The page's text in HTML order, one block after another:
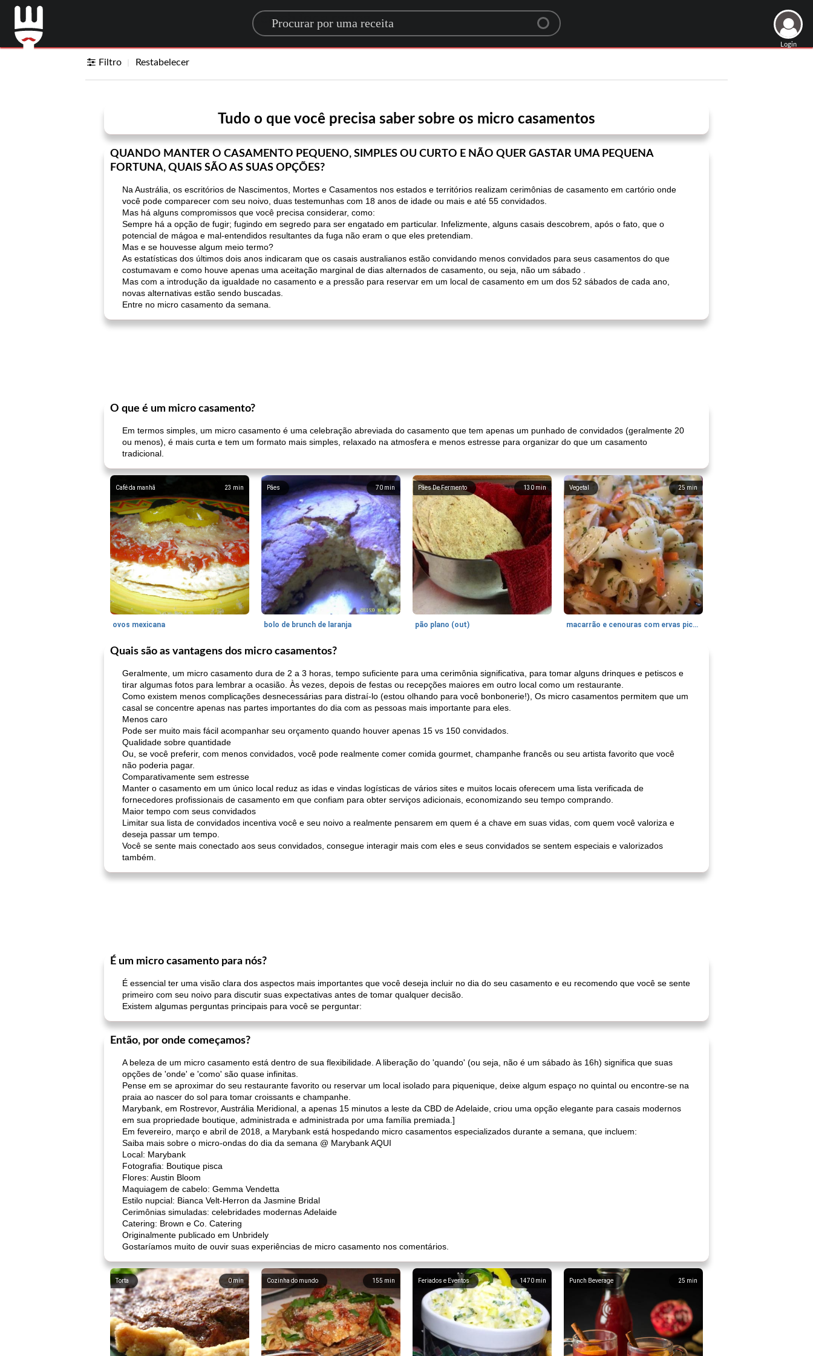
Search for a recipe
Login
Filtro Restabelecer
Tudo o que você precisa saber sobre os micro casamentos
QUANDO MANTER O CASAMENTO PEQUENO, SIMPLES OU CURTO E NÃO QUER GASTAR UMA PEQUENA
FORTUNA, QUAIS SÃO AS SUAS OPÇÕES?
Na Austrália, os escritórios de Nascimentos, Mortes e Casamentos nos estados e territórios realizam cerimônias de casamento em cartório onde
você pode comparecer com seu noivo, duas testemunhas com 18 anos de idade ou mais e até 55 convidados.
Mas há alguns compromissos que você precisa considerar, como:
Sempre há a opção de fugir; fugindo em segredo para ser engatado em particular. Infelizmente, alguns casais descobrem, após o fato, que o
potencial de mágoa e mal-entendidos resultantes da fuga não eram o que eles pretendiam.
Mas e se houvesse algum meio termo?
As estatísticas dos últimos dois anos indicaram que os casais australianos estão convidando menos convidados para seus casamentos do que
costumavam e como houve apenas uma aceitação marginal de dias alternados de casamento, ou seja, não um sábado .
Mas com a introdução da igualdade no casamento e a pressão para reservar em um local de casamento em um dos 52 sábados de cada ano,
novas alternativas estão sendo buscadas.
Entre no micro casamento da semana.
O que é um micro casamento?
Em termos simples, um micro casamento é uma celebração abreviada do casamento que tem apenas um punhado de convidados (geralmente 20
ou menos), é mais curta e tem um formato mais simples, relaxado na atmosfera e menos estresse para organizar do que um casamento
tradicional.
23 min
Café da manhã
ovos mexicana
70 min
Pães
bolo de brunch de laranja
130 min
Pães De Fermento
pão plano (out)
25 min
Vegetal
macarrão e cenouras com ervas picadas
Quais são as vantagens dos micro casamentos?
Geralmente, um micro casamento dura de 2 a 3 horas, tempo suficiente para uma cerimônia significativa, para tomar alguns drinques e petiscos e
tirar algumas fotos para lembrar a ocasião. Às vezes, depois de festas ou recepções maiores em outro local como um restaurante.
Como existem menos complicações desnecessárias para distraí-lo (estou olhando para você bonbonerie!), Os micro casamentos permitem que um
casal se concentre apenas nas partes importantes do dia com as pessoas mais importante para eles.
Menos caro
Pode ser muito mais fácil acompanhar seu orçamento quando houver apenas 15 vs 150 convidados.
Qualidade sobre quantidade
Ou, se você preferir, com menos convidados, você pode realmente comer comida gourmet, champanhe francês ou seu artista favorito que você
não poderia pagar.
Comparativamente sem estresse
Manter o casamento em um único local reduz as idas e vindas logísticas de vários sites e muitos locais oferecem uma lista verificada de
fornecedores profissionais de casamento em que confiam para obter serviços adicionais, economizando seu tempo comprando.
Maior tempo com seus convidados
Limitar sua lista de convidados incentiva você e seu noivo a realmente pensarem em quem é a chave em suas vidas, com quem você valoriza e
deseja passar um tempo.
Você se sente mais conectado aos seus convidados, consegue interagir mais com eles e seus convidados se sentem especiais e valorizados
também.
É um micro casamento para nós?
É essencial ter uma visão clara dos aspectos mais importantes que você deseja incluir no dia do seu casamento e eu recomendo que você se sente
primeiro com seu noivo para discutir suas expectativas antes de tomar qualquer decisão.
Existem algumas perguntas principais para você se perguntar:
Então, por onde começamos?
A beleza de um micro casamento está dentro de sua flexibilidade. A liberação do 'quando' (ou seja, não é um sábado às 16h) significa que suas
opções de 'onde' e 'como' são quase infinitas.
Pense em se aproximar do seu restaurante favorito ou reservar um local isolado para piquenique, deixe algum espaço no quintal ou encontre-se na
praia ao nascer do sol para tomar croissants e champanhe.
Marybank, em Rostrevor, Austrália Meridional, a apenas 15 minutos a leste da CBD de Adelaide, criou uma opção elegante para casais modernos
em sua propriedade boutique, administrada e administrada por uma família premiada.]
Em fevereiro, março e abril de 2018, a Marybank está hospedando micro casamentos especializados durante a semana, que incluem:
Saiba mais sobre o micro-ondas do dia da semana @ Marybank AQUI
Local: Marybank
Fotografia: Boutique pisca
Flores: Austin Bloom
Maquiagem de cabelo: Gemma Vendetta
Estilo nupcial: Bianca Velt-Herron da Jasmine Bridal
Cerimônias simuladas: celebridades modernas Adelaide
Catering: Brown e Co. Catering
Originalmente publicado em Unbridely
Gostaríamos muito de ouvir suas experiências de micro casamento nos comentários.
0min
Torta 155 min
Cozinha do mundo 1470 min
Feriados e Eventos 25 min
Punch Beverage